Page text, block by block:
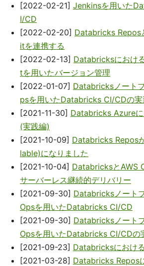
[2022-02-21] Jenkinsを用いた
I/CD
[2022-02-20] Databricks Repos
itを連携する
[2022-02-13] Databricksにおけ
tを用いたバージョン管理
[2022-01-07] Databricksノート
psを用いたDatabricks CI/CDの実
[2021-11-30] Databricks Azure
(実践編)
[2021-10-09] Databricks Repos
lable)になりました
[2021-10-04] DatabricksとAWS
サーバーレス継続的デリバリー
[2021-09-30] Databricksノート
Opsを用いたDatabricks CI/CD
[2021-09-30] Databricksノート
Opsを用いたDatabricks CI/CDの
[2021-09-23] Databricksにおけ
[2021-03-28] Databricks Repos